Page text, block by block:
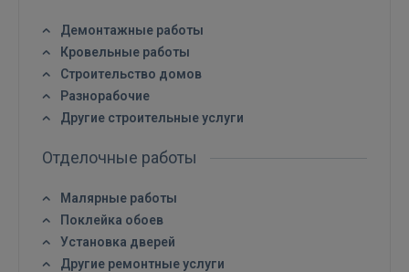
Демонтажные работы
Кровельные работы
Строительство домов
Разнорабочие
Другие строительные услуги
Отделочные работы
Малярные работы
Поклейка обоев
Установка дверей
Другие ремонтные услуги